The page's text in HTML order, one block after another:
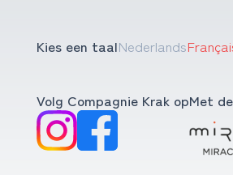
Kies een taalNederlands
Volg Compagnie Krak opMet